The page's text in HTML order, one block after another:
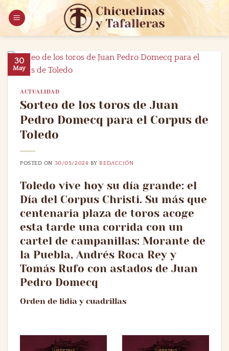
Saltar
contenido
30
May
ACTUALIDAD
Sorteo de los toros de Juan
Pedro Domecq para el Corpus de
Toledo
POSTED ON 30/05/2024 BYREDACCIÓN
Toledo vive hoy su día grande: el
Día del Corpus Christi. Su más que
centenaria plaza de toros acoge
esta tarde una corrida con un
cartel de campanillas: Morante de
la Puebla, Andrés Roca Rey y
Tomás Rufo con astados de Juan
Pedro Domecq
Orden de lidia y cuadrillas